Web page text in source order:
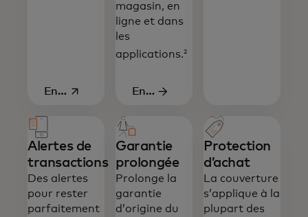
En
s’ouvre dans un nouvel onglet
magasin, en
ligne et dans
les
applications. 2
En
plus
Alertes de
transactions
Des alertes
pour rester
parfaitement
Garantie
prolongée
Prolonge la
garantie
d’origine du
Protection
d’achat
La couverture
s’applique à la
plupart des